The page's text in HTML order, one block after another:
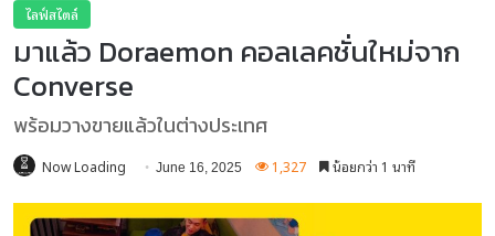
ไลฟ์สไตล์
มาแล้ว Doraemon คอลเลคชั่นใหม่จาก
Converse
พร้อมวางขายแล้วในต่างประเทศ
Now Loading June 16, 2025 1,327 น้อยกว่า 1 นาที